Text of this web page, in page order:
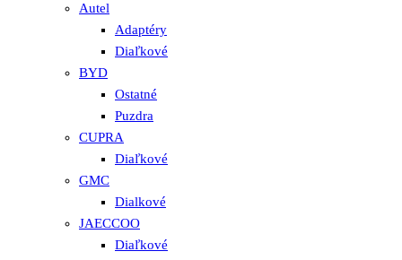
Autel
Adaptéry
Diaľkové
BYD
Ostatné
Puzdra
CUPRA
Diaľkové
GMC
Dialkové
JAECCOO
Diaľkové